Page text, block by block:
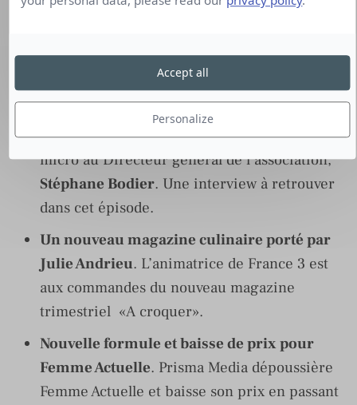
La radio fait de la résistance mais perd en
été publiées par Médiamétrie pour la période
janvier – mars 2022.
L’ACPM a présenté le bilan de la presse et
des médias 2021.Thierry Amara tendu son
micro au Directeur général de l’association,
Stéphane Bodier. Une interview à retrouver
dans cet épisode.
Un nouveau magazine culinaire porté par
Julie Andrieu. L’animatrice de France 3 est
aux commandes du nouveau magazine
trimestriel «A croquer».
Nouvelle formule et baisse de prix pour
Femme Actuelle. Prisma Media dépoussière
Femme Actuelle et baisse son prix en passant
Personalize
Accept all